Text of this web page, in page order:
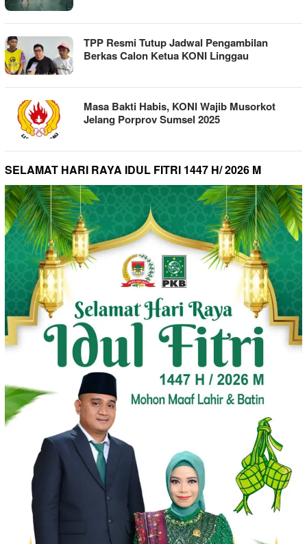
TPP Resmi Tutup Jadwal Pengambilan
Berkas Calon Ketua KONI Linggau
Masa Bakti Habis, KONI Wajib Musorkot
Jelang Porprov Sumsel 2025
SELAMAT HARI RAYA IDUL FITRI 1447 H/ 2026 M